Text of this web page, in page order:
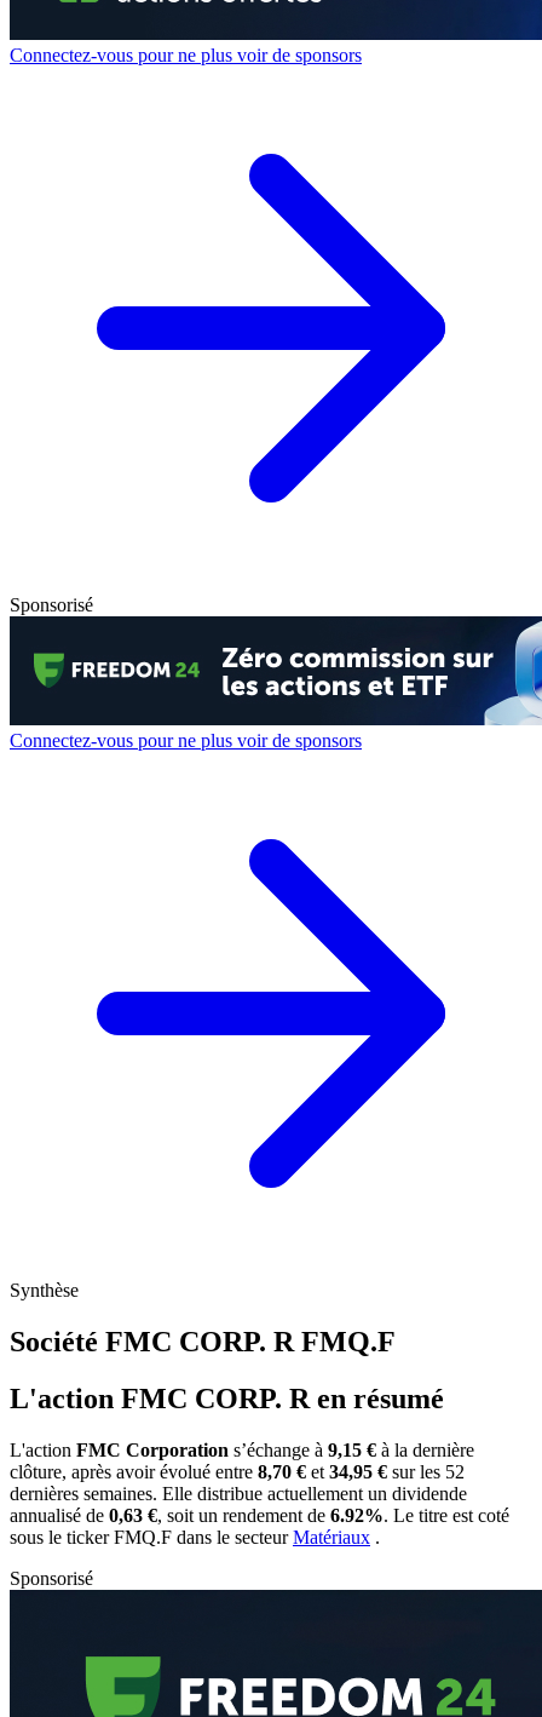
Connectez-vous pour ne plus voir de sponsors
Sponsorisé
Connectez-vous pour ne plus voir de sponsors
Synthèse
Société FMC CORP. R FMQ.F
L'action FMC CORP. R en résumé
L'action FMC Corporation s’échange à 9,15 € à la dernière
clôture, après avoir évolué entre 8,70 € et 34,95 € sur les 52
dernières semaines. Elle distribue actuellement un dividende
annualisé de 0,63 €, soit un rendement de 6.92%. Le titre est coté
sous le tickerFMQ.F dans le secteurMatériaux .
Sponsorisé